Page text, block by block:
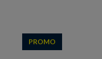
PROMO